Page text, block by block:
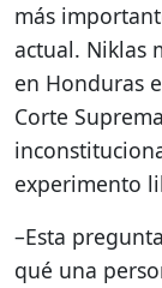
más
actual. Niklas
en Honduras
Corte
experimento
–Esta
qué una